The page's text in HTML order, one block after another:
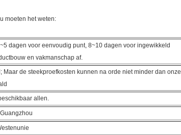
moeten het weten:
dagen voor eenvoudig punt, 8~10 dagen voor ingewikkeld
en vakmanschap af.
Maar de steekproefkosten kunnen na orde niet minder dan onze
allen.